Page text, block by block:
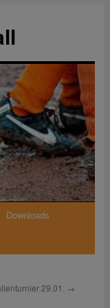
Downloads
29.01. →